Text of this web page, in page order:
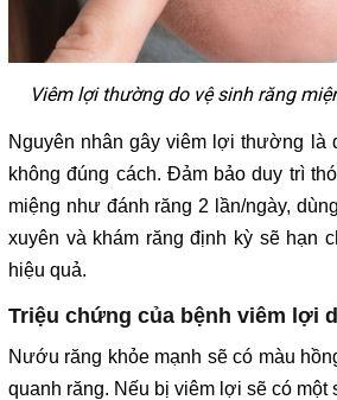
Viêm lợi thường do vệ sinh răng
Nguyên nhân gây viêm lợi thường là
không đúng cách. Đảm bảo duy trì
miệng như đánh răng 2 lần/ngày,
xuyên và khám răng định kỳ sẽ hạn
hiệu quả.
Triệu chứng của bệnh viêm lợi
Nướu răng khỏe mạnh sẽ có màu
quanh răng. Nếu bị viêm lợi sẽ có một